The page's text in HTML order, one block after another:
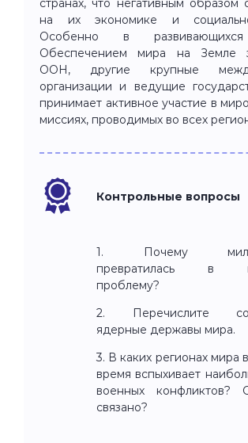
странах, что негативным образом
на их экономике и
Особенно в развивающихся
Обеспечением мира на Земле
ООН, другие крупные
организации и ведущие
принимает активное участие в
миссиях, проводимых во всех
Контрольные вопросы
1. Почему
превратилась в
проблему?
2. Перечислите
ядерные державы мира.
3. В каких регионах мира
время вспыхивает
военных
связано?